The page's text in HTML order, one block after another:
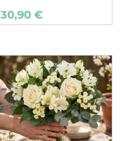
30,90 €